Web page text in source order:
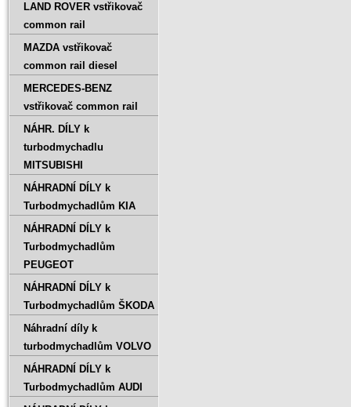
LAND ROVER vstřikovač
common rail
MAZDA vstřikovač
common rail diesel
MERCEDES-BENZ
vstřikovač common rail
NÁHR. DÍLY k
turbodmychadlu
MITSUBISHI
NÁHRADNÍ DÍLY k
Turbodmychadlům KIA
NÁHRADNÍ DÍLY k
Turbodmychadlům
PEUGEOT
NÁHRADNÍ DÍLY k
Turbodmychadlům ŠKODA
Náhradní díly k
turbodmychadlům VOLVO
NÁHRADNÍ DÍLY k
Turbodmychadlům AUDI